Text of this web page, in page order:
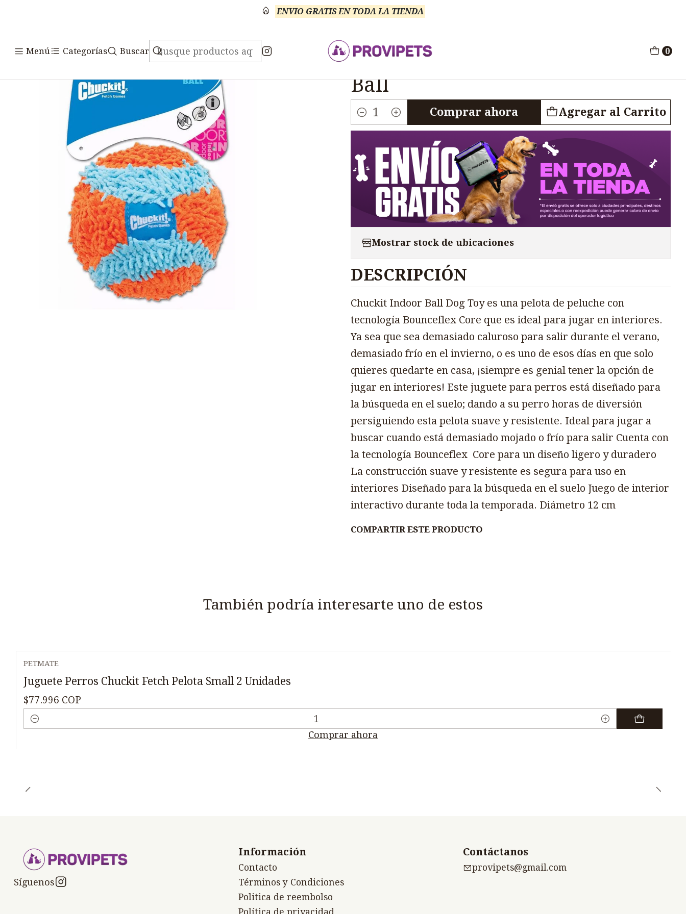
Menú Categorías Buscar 0
ENVIO GRATIS EN TODA LA TIENDA
Juguetes Pelotas Juguete Perros Chuckit Indoor Ball
Juguete Perros Chuckit Indoor
Ball
Cantidad
Agregar al Carrito
Comprar ahora
Mostrar stock de ubicaciones
DESCRIPCIÓN
Chuckit Indoor Ball Dog Toy es una pelota de peluche con
tecnología Bounceflex Core que es ideal para jugar en interiores.
Ya sea que sea demasiado caluroso para salir durante el verano,
demasiado frío en el invierno, o es uno de esos días en que solo
quieres quedarte en casa, ¡siempre es genial tener la opción de
jugar en interiores! Este juguete para perros está diseñado para
la búsqueda en el suelo; dando a su perro horas de diversión
persiguiendo esta pelota suave y resistente. Ideal para jugar a
buscar cuando está demasiado mojado o frío para salir Cuenta con
la tecnología Bounceflex  Core para un diseño ligero y duradero
La construcción suave y resistente es segura para uso en
interiores Diseñado para la búsqueda en el suelo Juego de interior
interactivo durante toda la temporada. Diámetro 12 cm
COMPARTIR ESTE PRODUCTO
También podría interesarte uno de estos
PETMATE
Juguete Perros Chuckit Fetch Pelota Small 2 Unidades
$77.996 COP
Cantidad
Comprar ahora
Síguenos
Información
Contacto
Términos y Condiciones
Politica de reembolso
Contáctanos
provipets@gmail.com